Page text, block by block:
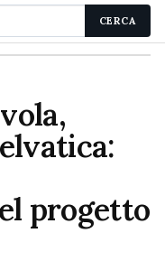
CERCA
progetto